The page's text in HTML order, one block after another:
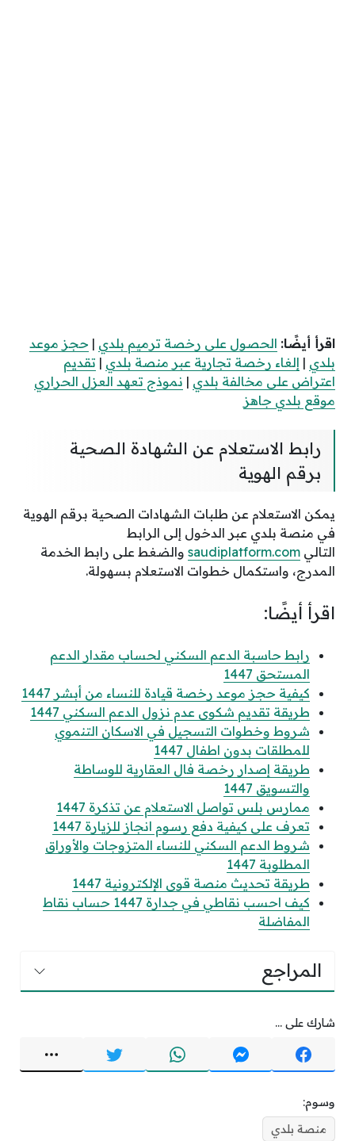
اقرأ أيضًا: الحصول على رخصة ترميم بلدي | حجز موعد
بلدي | إلغاء رخصة تجارية عبر منصة بلدي | تقديم
اعتراض على مخالفة بلدي | نموذج تعهد العزل الحراري
موقع بلدي جاهز
رابط الاستعلام عن الشهادة الصحية
برقم الهوية
يمكن الاستعلام عن طلبات الشهادات الصحية برقم الهوية
في منصة بلدي عبر الدخول إلى الرابط
التالي saudiplatform.com والضغط على رابط الخدمة
المدرج، واستكمال خطوات الاستعلام بسهولة.
اقرأ أيضًا:
رابط حاسبة الدعم السكني لحساب مقدار الدعم
المستحق 1447
كيفية حجز موعد رخصة قيادة للنساء من أبشر 1447
طريقة تقديم شكوى عدم نزول الدعم السكني 1447
شروط وخطوات التسجيل في الاسكان التنموي
للمطلقات بدون اطفال 1447
طريقة إصدار رخصة فال العقارية للوساطة
والتسويق 1447
ممارس بلس تواصل الاستعلام عن تذكرة 1447
تعرف على كيفية دفع رسوم انجاز للزيارة 1447
شروط الدعم السكني للنساء المتزوجات والأوراق
المطلوبة 1447
طريقة تحديث منصة قوى الإلكترونية 1447
كيف احسب نقاطي في جدارة 1447 حساب نقاط
المفاضلة
المراجع
شارك على ...
وسوم:
منصة بلدي